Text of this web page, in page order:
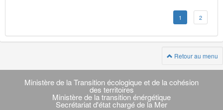
1 2
Retour au menu
Navigation
transverse
Ministère de la Transition écologique et de la cohésion
des territoires
Ministère de la transition énérgétique
Secrétariat d'état chargé de la Mer